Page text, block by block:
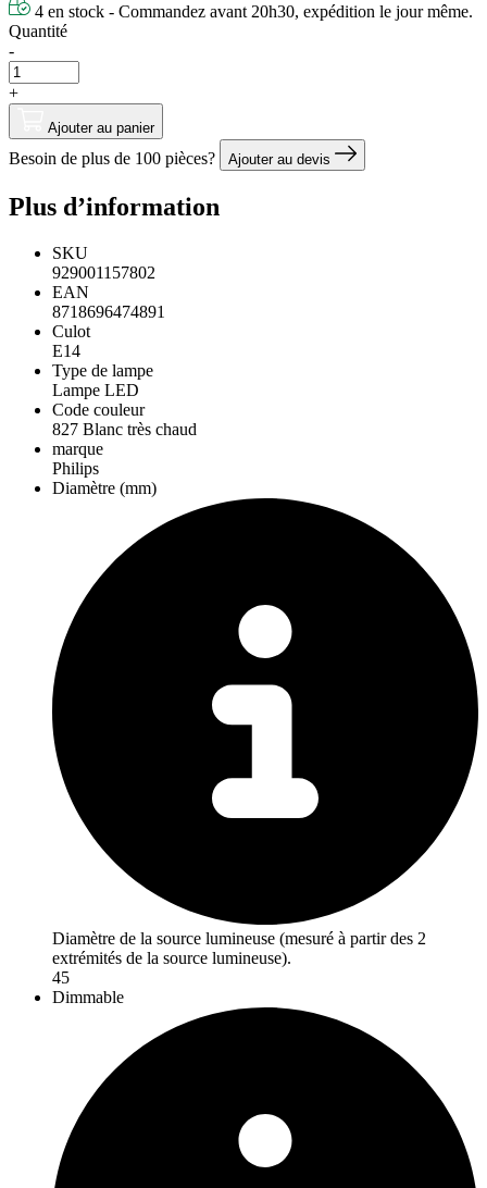
4 en stock - Commandez avant 20h30, expédition le jour même.
Quantité
-
+
Ajouter au panier
Besoin de plus de 100 pièces? Ajouter au devis
Plus d’information
SKU
929001157802
EAN
8718696474891
Culot
E14
Type de lampe
Lampe LED
Code couleur
827 Blanc très chaud
marque
Philips
Diamètre (mm)
Diamètre de la source lumineuse (mesuré à partir des 2
extrémités de la source lumineuse).
45
Dimmable